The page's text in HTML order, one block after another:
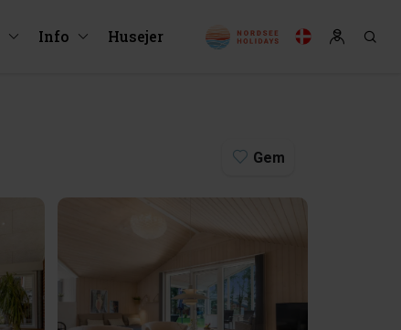
Info Husejer
Gem